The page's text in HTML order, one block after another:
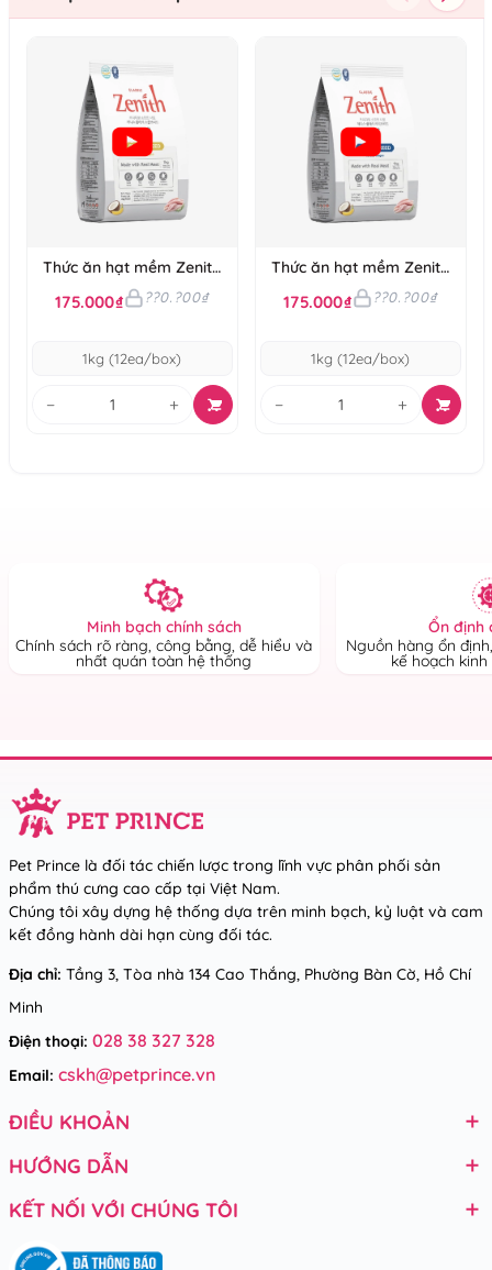
Thức ăn hạt mềm Zenith
chó giống nhỏ
175.000₫ ??0.?00₫
1kg (12ea/box)
− +
Thức ăn hạt mềm Zenith
chó giống lớn
175.000₫ ??0.?00₫
1kg (12ea/box)
− +
Minh bạch chính sách
Chính sách rõ ràng, công bằng, dễ hiểu và
nhất quán toàn hệ thống
Ổn định
Nguồn hàng ổn
kế hoạch
Pet Prince là đối tác chiến lược trong lĩnh vực phân phối sản
phẩm thú cưng cao cấp tại Việt Nam.
Chúng tôi xây dựng hệ thống dựa trên minh bạch, kỷ luật và cam
kết đồng hành dài hạn cùng đối tác.
Địa chỉ: Tầng 3, Tòa nhà 134 Cao Thắng, Phường Bàn Cờ, Hồ Chí
Minh
Điện thoại: 028 38 327 328
Email: cskh@petprince.vn
ĐIỀU KHOẢN
HƯỚNG DẪN
KẾT NỐI VỚI CHÚNG TÔI